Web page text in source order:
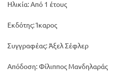
Ηλικία: Από 1 έτους
Εκδότης: Ίκαρος
Συγγραφέας: Άξελ Σέφλερ
Απόδοση: Φίλιππος Μανδηλαράς